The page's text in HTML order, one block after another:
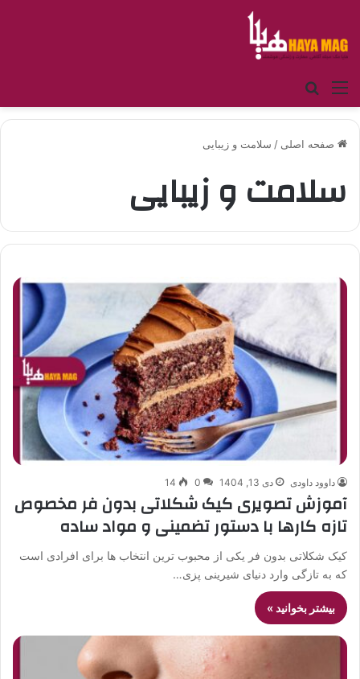
منو
صفحه اصلی / سلامت و زیبایی
سلامت و زیبایی
داوود داودی دی 13, 1404 0
14
آموزش تصویری کیک شکلاتی بدون فر مخصوص
تازه کارها با دستور تضمینی و مواد ساده
کیک شکلاتی بدون فر یکی از محبوب ترین انتخاب ها برای افرادی است
که به تازگی وارد دنیای شیرینی پزی…
بیشتر بخوانید »